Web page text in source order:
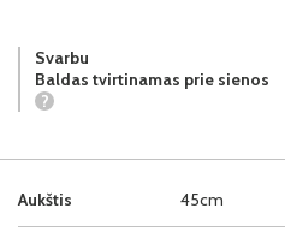
Aukštis 45cm
Svarbu
Baldas tvirtinamas prie sienos
?